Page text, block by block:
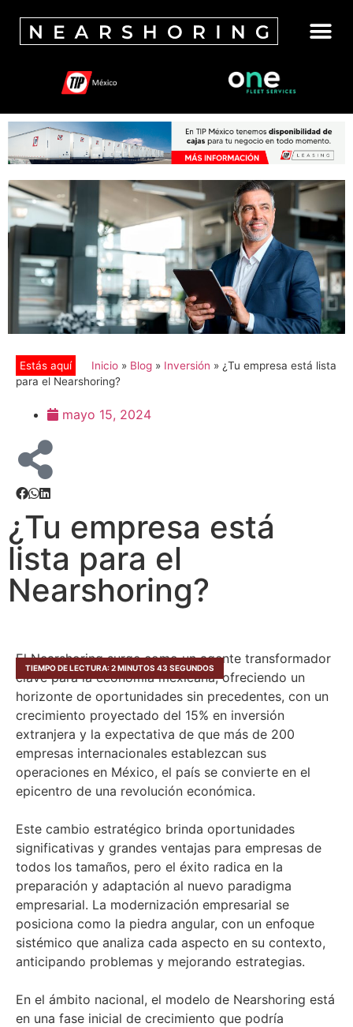
Inicio » Blog » Inversión » ¿Tu empresa está lista
para el Nearshoring?
mayo 15, 2024
¿Tu empresa está
lista para el
Nearshoring?
TIEMPO DE LECTURA: 2 MINUTOS 43 SEGUNDOS
El Nearshoring surge como un agente transformador
clave para la economía mexicana, ofreciendo un
horizonte de oportunidades sin precedentes, con un
crecimiento proyectado del 15% en inversión
extranjera y la expectativa de que más de 200
empresas internacionales establezcan sus
operaciones en México, el país se convierte en el
epicentro de una revolución económica.
Este cambio estratégico brinda oportunidades
significativas y grandes ventajas para empresas de
todos los tamaños, pero el éxito radica en la
preparación y adaptación al nuevo paradigma
empresarial. La modernización empresarial se
posiciona como la piedra angular, con un enfoque
sistémico que analiza cada aspecto en su contexto,
anticipando problemas y mejorando estrategias.
En el ámbito nacional, el modelo de Nearshoring está
en una fase inicial de crecimiento que podría